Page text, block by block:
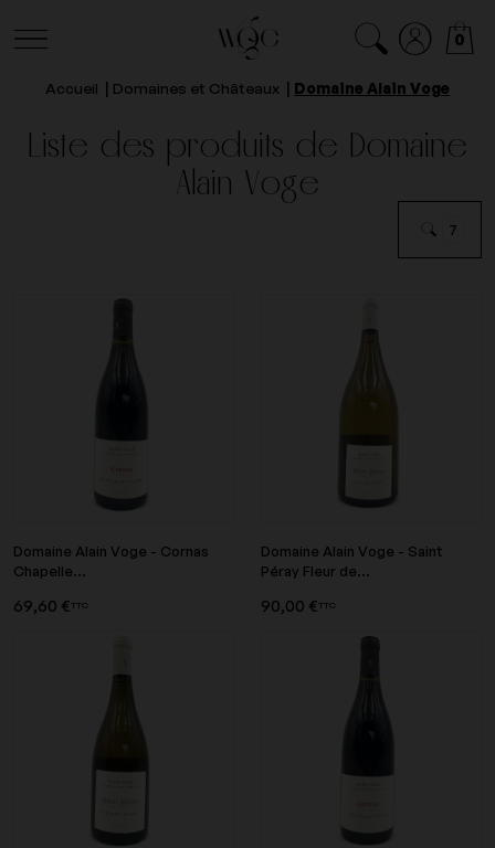
0
Accueil Domaines et Châteaux Domaine Alain Voge
Liste des produits de Domaine
Alain Voge
7
Domaine Alain Voge - Cornas
Chapelle...
69,60 € TTC
Domaine Alain Voge - Saint
Péray Fleur de...
90,00 € TTC